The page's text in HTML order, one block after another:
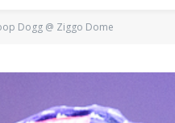
Dogg @ Ziggo Dome